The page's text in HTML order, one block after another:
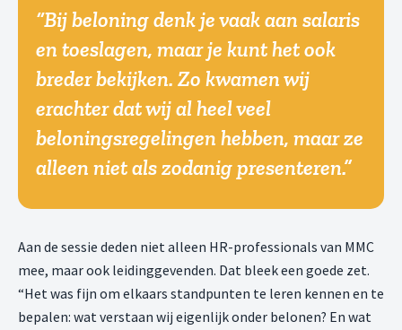
Bij beloning denk je vaak aan salaris
en toeslagen, maar je kunt het ook
breder bekijken. Zo kwamen wij
erachter dat wij al heel veel
beloningsregelingen hebben, maar ze
alleen niet als zodanig presenteren.
Aan de sessie deden niet alleen HR-professionals van MMC
mee, maar ook leidinggevenden. Dat bleek een goede zet.
“Het was fijn om elkaars standpunten te leren kennen en te
bepalen: wat verstaan wij eigenlijk onder belonen? En wat